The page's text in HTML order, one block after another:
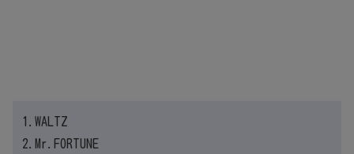
1.WALTZ
2.Mr.FORTUNE